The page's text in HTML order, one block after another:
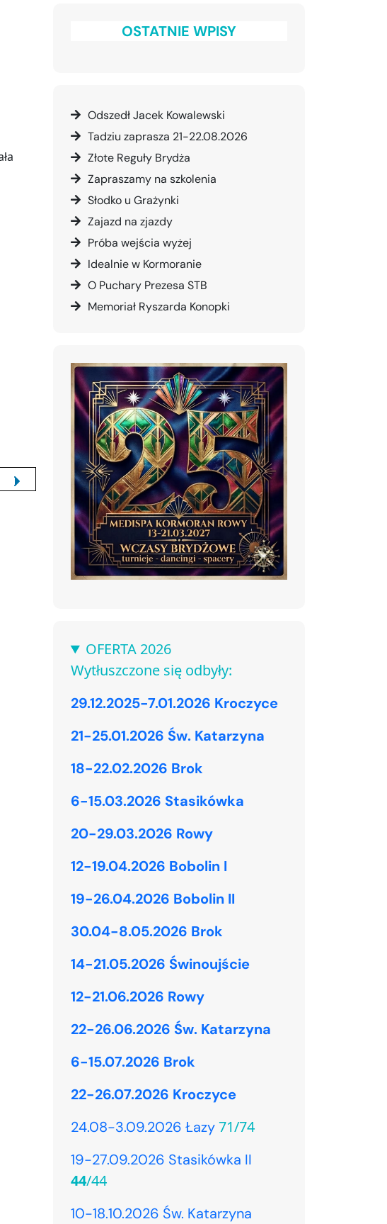
OSTATNIE WPISY
Odszedł Jacek Kowalewski
Tadziu zaprasza 21-22.08.2026
Złote Reguły Brydża
Zapraszamy na szkolenia
Słodko u Grażynki
Zajazd na zjazdy
Próba wejścia wyżej
Idealnie w Kormoranie
O Puchary Prezesa STB
Memoriał Ryszarda Konopki
OFERTA 2026
Wytłuszczone się odbyły:
29.12.2025-7.01.2026 Kroczyce
21-25.01.2026 Św. Katarzyna
18-22.02.2026 Brok
6-15.03.2026 Stasikówka
20-29.03.2026 Rowy
12-19.04.2026 Bobolin I
19-26.04.2026 Bobolin II
30.04-8.05.2026 Brok
14-21.05.2026 Świnoujście
12-21.06.2026 Rowy
22-26.06.2026 Św. Katarzyna
6-15.07.2026 Brok
22-26.07.2026 Kroczyce
24.08-3.09.2026 Łazy71/74
19-27.09.2026 Stasikówka II
44/44
10-18.10.2026 Św. Katarzyna